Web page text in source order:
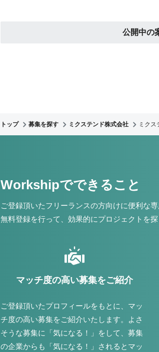
公開中の
トップ 募集を探す ミクステンド株式会社 ミク
Workshipでできること
ご登録頂いたフリーランスの方向けに便利な専
無料登録を行って、効果的にプロジェクトを探
マッチ度の高い募集をご紹介
ご登録頂いたプロフィールをもとに、マッ
チ度の高い募集をご紹介いたします。よさ
そうな募集に「気になる！」をして、募集
の企業からも「気になる！」されるとマッ